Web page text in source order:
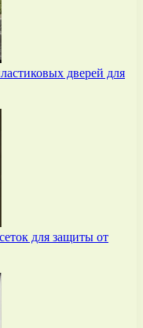
дверей для
для защиты от